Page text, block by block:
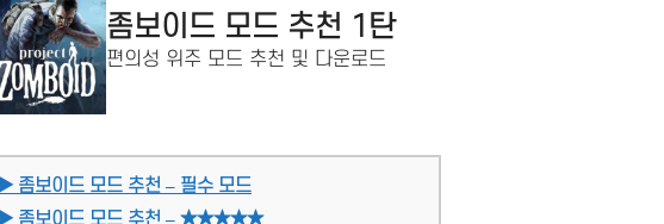
좀보이드 모드 추천 1탄
편의성 위주 모드 추천 및 다운로드
▶ 좀보이드 모드 추천 – 필수 모드